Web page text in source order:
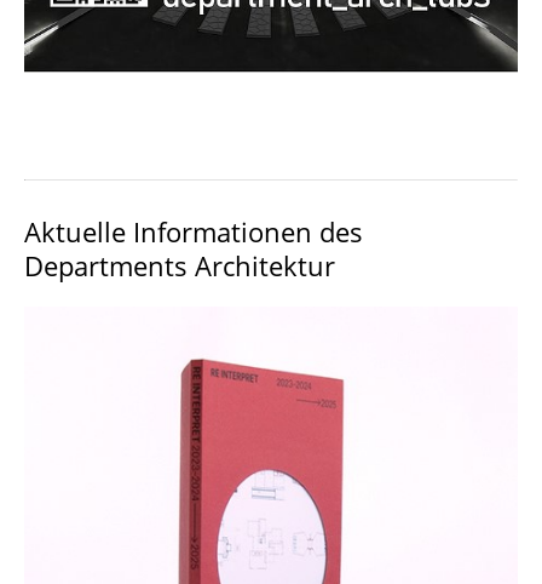
Aktuelle Informationen des
Departments Architektur